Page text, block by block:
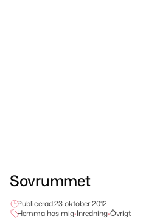
Sovrummet
Publicerad,23 oktober 2012
Hemma hos mig•Inredning•Övrigt